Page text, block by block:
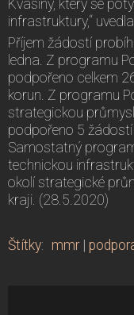
Kvasiny, který se
infrastruktury,“
Příjem žádostí
ledna. Z programu
podpořeno celkem
korun. Z programu
strategickou
podpořeno 5 žádostí
Samostatný
technickou
okolí strategické
kraji. (28.5.2020)
Štítky: mmr |